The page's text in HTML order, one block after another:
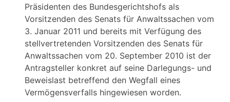
Präsidenten des Bundesgerichtshofs als
Vorsitzenden des Senats für Anwaltssachen vom
3. Januar 2011 und bereits mit Verfügung des
stellvertretenden Vorsitzenden des Senats für
Anwaltssachen vom 20. September 2010 ist der
Antragsteller konkret auf seine Darlegungs- und
Beweislast betreffend den Wegfall eines
Vermögensverfalls hingewiesen worden.